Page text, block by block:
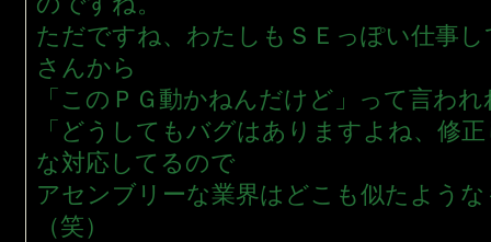
ただですね、わたしもＳＥっぽい仕事
さんから
「このＰＧ動かねんだけど」って言わ
「どうしてもバグはありますよね、修
な対応してるので
アセンブリーな業界はどこも似たよう
（笑）